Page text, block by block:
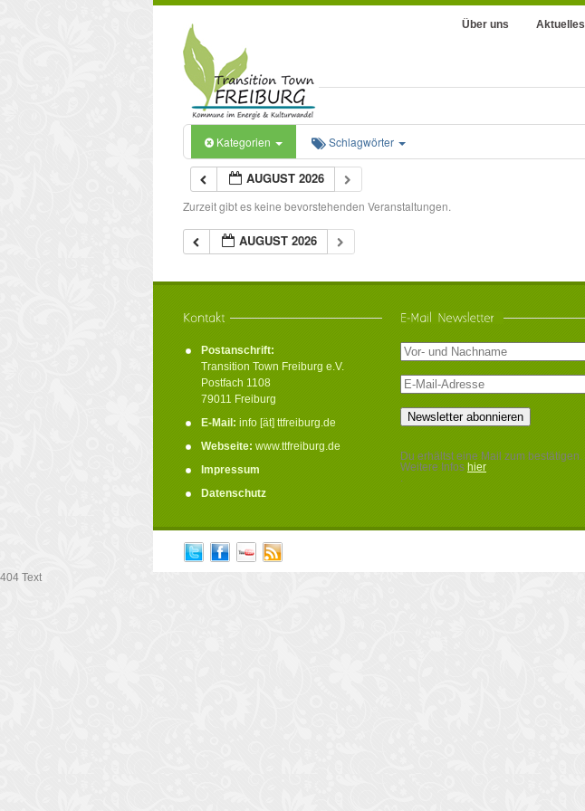
Über uns Aktuelles
Kategorien Schlagwörter
AUGUST 2026
Zurzeit gibt es keine bevorstehenden Veranstaltungen.
AUGUST 2026
Postanschrift:
Transition Town Freiburg e.V.
Postfach 1108
79011 Freiburg
E-Mail: info [ät] ttfreiburg.de
Webseite: www.ttfreiburg.de
Impressum
Datenschutz
Du erhältst eine Mail zum bestätigen.
Weitere Infos hier
.
404 Text